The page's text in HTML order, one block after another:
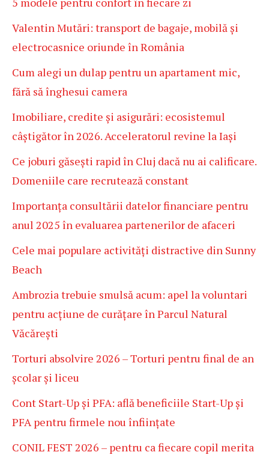
Valentin Mutări: transport de bagaje, mobilă și
electrocasnice oriunde în România
Cum alegi un dulap pentru un apartament mic,
fără să înghesui camera
Imobiliare, credite și asigurări: ecosistemul
câștigător în 2026. Acceleratorul revine la Iași
Ce joburi găsești rapid în Cluj dacă nu ai calificare.
Domeniile care recrutează constant
Importanța consultării datelor financiare pentru
anul 2025 în evaluarea partenerilor de afaceri
Cele mai populare activități distractive din Sunny
Beach
Ambrozia trebuie smulsă acum: apel la voluntari
pentru acțiune de curățare în Parcul Natural
Văcărești
Torturi absolvire 2026 – Torturi pentru final de an
școlar și liceu
Cont Start-Up și PFA: află beneficiile Start-Up și
PFA pentru firmele nou înființate
CONIL FEST 2026 – pentru ca fiecare copil merita